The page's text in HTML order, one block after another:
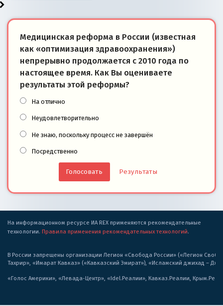
Медицинская реформа в России (известная
как «оптимизация здравоохранения»)
непрерывно продолжается с 2010 года по
настоящее время. Как Вы оцениваете
результаты этой реформы?
На отлично
Неудовлетворительно
Не знаю, поскольку процесс не завершён
Посредственно
Результаты
На информационном ресурсе ИА REX применяются рекомендательные
технологии. Правила применения рекомендательных технологий.
В России запрещены организации Легион «Свобода России» («Легион
Тахрир», «Имарат Кавказ» («Кавказский Эмират»), «Исламский джихад –
«Голос Америки», «Левада-Центр», «Idel.Реалии», Кавказ.Реалии,